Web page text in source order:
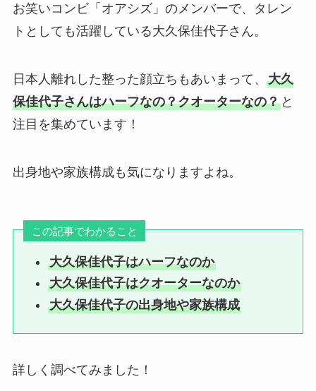
お笑いコンビ「オアシズ」のメンバーで、タレン
トとしても活躍している大久保佳代子さん。
日本人離れした整った顔立ちもあいまって、 大久
保佳代子さんはハーフなの？クオーターなの？と
注目を集めています！
出身地や家族構成も気になりますよね。
この記事でわかること
大久保佳代子はハーフなのか
大久保佳代子はクオーターなのか
大久保佳代子の出身地や家族構成
詳しく調べてみました！